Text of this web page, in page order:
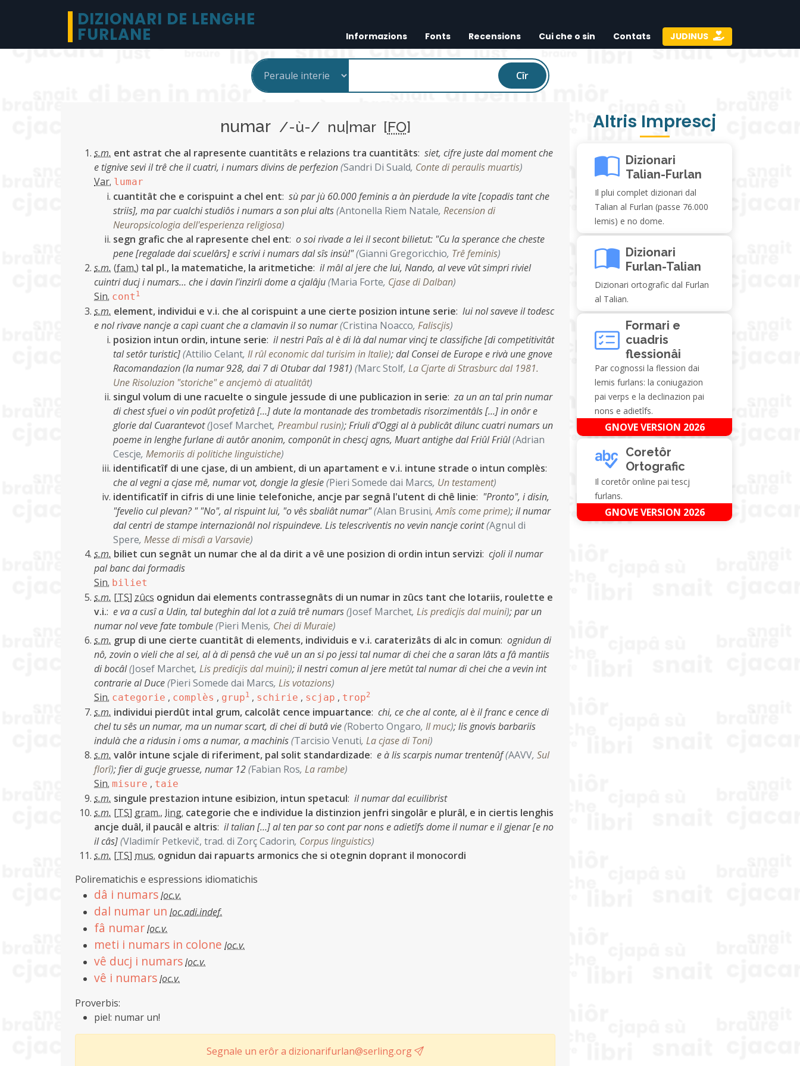
DIZIONARI DE LENGHE
FURLANE Informazions Fonts Recensions Cui che o sin Contats JUDINUS
Cîr
numar /-ù-/ nu|mar [FO]
s.m. ent astrat che al rapresente cuantitâts e relazions tra cuantitâts: siet, cifre juste dal moment che
e tignive sevi il trê che il cuatri, i numars divins de perfezion(Sandri Di Suald, Conte di peraulis muartis)
Var. lumar
cuantitât che e corispuint a chel ent: sù par jù 60.000 feminis a àn pierdude la vite [copadis tant che
striis], ma par cualchi studiôs i numars a son plui alts(Antonella Riem Natale, Recension di
Neuropsicologia dell'esperienza religiosa)
segn grafic che al rapresente chel ent: o soi rivade a lei il secont bilietut: "Cu la sperance che cheste
pene [regalade dai scuelârs] e scrivi i numars dal sîs insù!"(Gianni Gregoricchio, Trê feminis)
s.m. (fam.) tal pl., la matematiche, la aritmetiche: il mâl al jere che lui, Nando, al veve vût simpri riviel
cuintri ducj i numars… che i davin l'inzirli dome a cjalâju(Maria Forte, Cjase di Dalban)
Sin. cont 1
s.m. element, individui e v.i. che al corispuint a une cierte posizion intune serie: lui nol saveve il todesc
e nol rivave nancje a capì cuant che a clamavin il so numar(Cristina Noacco, Faliscjis)
posizion intun ordin, intune serie: il nestri Paîs al è di là dal numar vincj te classifiche [di competitivitât
tal setôr turistic](Attilio Celant, Il rûl economic dal turisim in Italie);dal Consei de Europe e rivà une gnove
Racomandazion (la numar 928, dai 7 di Otubar dal 1981) (Marc Stolf, La Cjarte di Strasburc dal 1981.
Une Risoluzion "storiche" e ancjemò di atualitât)
singul volum di une racuelte o singule jessude di une publicazion in serie:za un an tal prin numar
di chest sfuei o vin podût profetizâ […] dute la montanade des trombetadis risorzimentâls […] in onôr e
glorie dal Cuarantevot(Josef Marchet, Preambul rusin);Friuli d'Oggi al à publicât dilunc cuatri numars un
poeme in lenghe furlane di autôr anonim, componût in chescj agns, Muart antighe dal Friûl Friûl(Adrian
Cescje, Memoriis di politiche linguistiche)
identificatîf di une cjase, di un ambient, di un apartament e v.i. intune strade o intun complès:
che al vegni a cjase mê, numar vot, dongje la glesie(Pieri Somede dai Marcs, Un testament)
identificatîf in cifris di une linie telefoniche, ancje par segnâ l'utent di chê linie: "Pronto", i disin,
"fevelio cul plevan? " "No", al rispuint lui, "o vês sbaliât numar"(Alan Brusini,Amîs come prime);il numar
dal centri de stampe internazionâl nol rispuindeve. Lis telescriventis no vevin nancje corint(Agnul di
Spere, Messe di misdì a Varsavie)
s.m. biliet cun segnât un numar che al da dirit a vê une posizion di ordin intun servizi: cjoli il numar
pal banc dai formadis
Sin. biliet
s.m. [TS] zûcs ognidun dai elements contrassegnâts di un numar in zûcs tant che lotariis, roulette e
v.i.: e va a cusî a Udin, tal buteghin dal lot a zuiâ trê numars(Josef Marchet, Lis predicjis dal muini);par un
numar nol veve fate tombule(Pieri Menis, Chei di Muraie)
s.m. grup di une cierte cuantitât di elements, individuis e v.i. caraterizâts di alc in comun: ognidun di
nô, zovin o vieli che al sei, al à di pensâ che vuê un an si po jessi tal numar di chei che a saran lâts a fâ mantiis
di bocâl(Josef Marchet, Lis predicjis dal muini);il nestri comun al jere metût tal numar di chei che a vevin int
contrarie al Duce(Pieri Somede dai Marcs, Lis votazions)
Sin. categorie , complès , grup1 , schirie , scjap , trop2
s.m. individui pierdût intal grum, calcolât cence impuartance: chi, ce che al conte, al è il franc e cence di
chel tu sês un numar, ma un numar scart, di chei di butâ vie(Roberto Ongaro, Il muc);lis gnovis barbariis
indulà che a ridusin i oms a numar, a machinis(Tarcisio Venuti, La cjase di Toni)
s.m. valôr intune scjale di riferiment, pal solit standardizade: e à lis scarpis numar trentenûf(AAVV, Sul
florî);fier di gucje gruesse, numar 12(Fabian Ros, La rambe)
Sin. misure , taie
s.m. singule prestazion intune esibizion, intun spetacul: il numar dal ecuilibrist
s.m. [TS] gram., ling. categorie che e individue la distinzion jenfri singolâr e plurâl, e in ciertis lenghis
ancje duâl, il paucâl e altris: il talian […] al ten par so cont par nons e adietîfs dome il numar e il gjenar [e no
il câs](Vladimír Petkevič, trad. di Zorç Cadorin, Corpus linguistics)
s.m. [TS] mus. ognidun dai rapuarts armonics che si otegnin doprant il monocordi
Polirematichis e espressions idiomatichis
dâ i numarsloc.v.
dal numar un loc.adi.indef.
fâ numarloc.v.
meti i numars in colone loc.v.
vê ducj i numarsloc.v.
vê i numarsloc.v.
Proverbis:
piel: numar un!
Segnale un erôr a dizionarifurlan@serling.org
Altris Imprescj
Dizionari
Talian-Furlan
Il plui complet dizionari dal
Talian al Furlan (passe 76.000
lemis) e no dome.
Dizionari
Furlan-Talian
Dizionari ortografic dal Furlan
al Talian.
Formari e
cuadris
flessionâi
Par cognossi la flession dai
lemis furlans: la coniugazion
pai verps e la declinazion pai
nons e adietîfs.
GNOVE VERSION 2026
Coretôr
Ortografic
Il coretôr online pai tescj
furlans.
GNOVE VERSION 2026